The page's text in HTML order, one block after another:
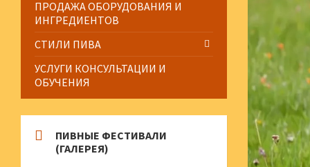
ПРОДАЖА ОБОРУДОВАНИЯ И
ИНГРЕДИЕНТОВ
СТИЛИ ПИВА
УСЛУГИ КОНСУЛЬТАЦИИ И
ОБУЧЕНИЯ
ПИВНЫЕ ФЕСТИВАЛИ
(ГАЛЕРЕЯ)